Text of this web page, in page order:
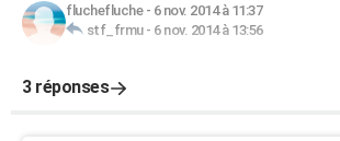
fluchefluche- 6 nov. 2014 à 11:37
stf_frmu- 6 nov. 2014 à 13:56
3 réponses